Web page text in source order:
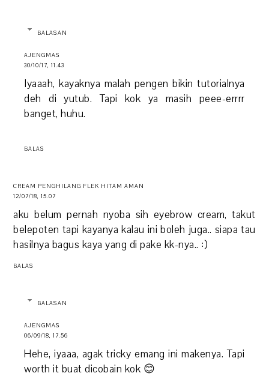
BALASAN
AJENGMAS
30/10/17, 11.43
Iyaaah, kayaknya malah pengen bikin tutorialnya
deh di yutub. Tapi kok ya masih peee-errrr
banget, huhu.
BALAS
CREAM PENGHILANG FLEK HITAM AMAN
12/07/18, 15.07
aku belum pernah nyoba sih eyebrow cream, takut
belepoten tapi kayanya kalau ini boleh juga.. siapa tau
hasilnya bagus kaya yang di pake kk-nya.. :)
BALAS
BALASAN
AJENGMAS
06/09/18, 17.56
Hehe, iyaaa, agak tricky emang ini makenya. Tapi
worth it buat dicobain kok 😊